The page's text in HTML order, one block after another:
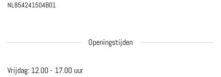
NL854241504B01
Openingstijden
Vrijdag: 12.00 - 17.00 uur